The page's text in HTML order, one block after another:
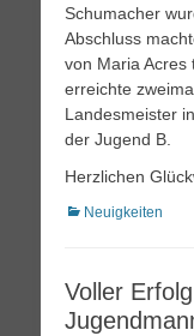
Schumacher
Abschluss
von Maria Acres
erreichte
Landesmeister
der Jugend B.
Herzlichen
Kategorien
Neuigkeiten
Voller